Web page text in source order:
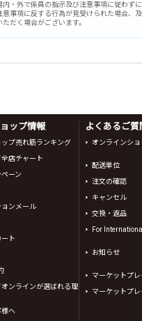
内・外で係員の指示及び注意事項に従わず
意事項に反する行為が見受けられた場合、
ただく場合がございます。
ップ情報
プ売れ筋ランキング
店チャート
ーン
ンメール
ト
ンラインが選ばれる理
様へ
よくあるご質
オンラインシ
配送単位
注文の確認
キャンセル
交換・返品
For
お知らせ
マーケットプレ
マーケットプ